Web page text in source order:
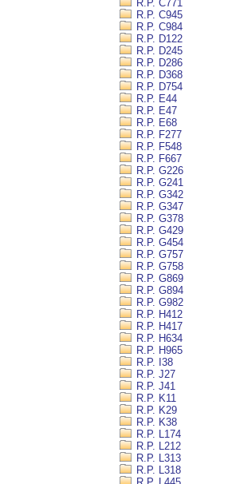
R.P. C771
R.P. C945
R.P. C984
R.P. D122
R.P. D245
R.P. D286
R.P. D368
R.P. D754
R.P. E44
R.P. E47
R.P. E68
R.P. F277
R.P. F548
R.P. F667
R.P. G226
R.P. G241
R.P. G342
R.P. G347
R.P. G378
R.P. G429
R.P. G454
R.P. G757
R.P. G758
R.P. G869
R.P. G894
R.P. G982
R.P. H412
R.P. H417
R.P. H634
R.P. H965
R.P. I38
R.P. J27
R.P. J41
R.P. K11
R.P. K29
R.P. K38
R.P. L174
R.P. L212
R.P. L313
R.P. L318